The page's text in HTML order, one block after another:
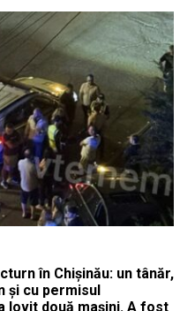
în Chișinău: un tânăr,
și cu permisul
lovit două mașini. A fost